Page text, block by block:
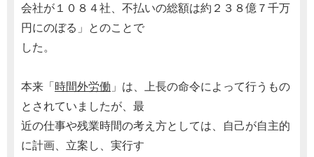
会社が１０８４社、不払いの総額は約２３８億７千万
円にのぼる」とのことで
した。
本来「時間外労働 」は、上長の命令によって行うもの
とされていましたが、最
近の仕事や残業時間の考え方としては、自己が自主的
に計画、立案し、実行す